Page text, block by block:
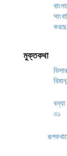
মুক্তকথা
৩১